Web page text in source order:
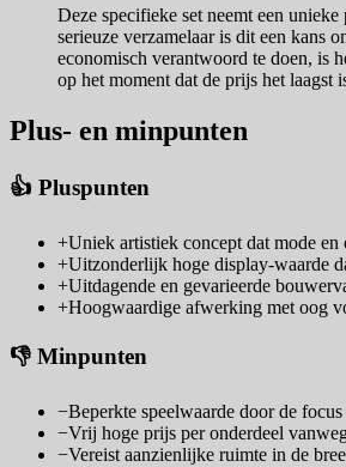
Deze specifieke set neemt een
serieuze verzamelaar is dit een kans
economisch verantwoord te doen, is
op het moment dat de prijs het laagst
Plus- en minpunten
👍 Pluspunten
+Uniek artistiek concept dat mode
+Uitzonderlijk hoge display-waarde
+Uitdagende en gevarieerde
+Hoogwaardige afwerking met oog
👎 Minpunten
−Beperkte speelwaarde door de
−Vrij hoge prijs per onderdeel
−Vereist aanzienlijke ruimte in de